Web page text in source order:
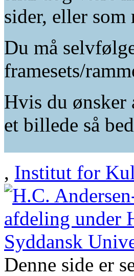
sider, eller som
Du må
framesets/
Hvis du ønsker
et billede så
, Institut for
Denne side er